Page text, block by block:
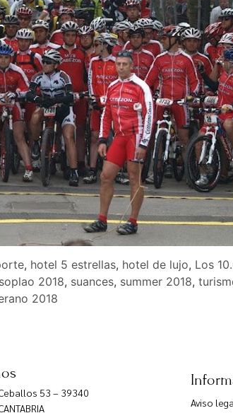
, hotel 5 estrellas, hotel de lujo, Los
soplao 2018, suances, summer 2018,
2018
53 – 39340
Aviso